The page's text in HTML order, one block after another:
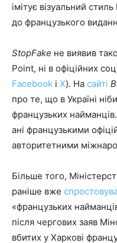
імітує візуальний
до французького
StopFake не виявив
Point, ні в офіційних
Facebook і X). На сайті
про те, що в Україні
французьких
ані французькими
авторитетними
Більше того,
раніше вже
«французьких
після чергових заяв
вбитих у Харкові